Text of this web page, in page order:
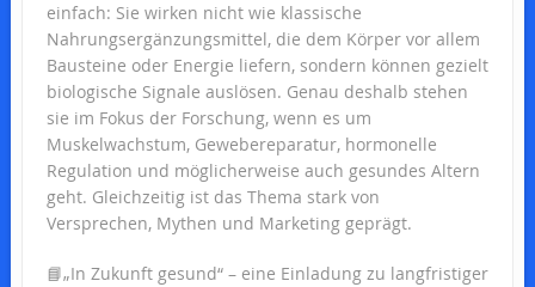
einfach: Sie wirken nicht wie klassische
Nahrungsergänzungsmittel, die dem Körper vor allem
Bausteine oder Energie liefern, sondern können gezielt
biologische Signale auslösen. Genau deshalb stehen
sie im Fokus der Forschung, wenn es um
Muskelwachstum, Gewebereparatur, hormonelle
Regulation und möglicherweise auch gesundes Altern
geht. Gleichzeitig ist das Thema stark von
Versprechen, Mythen und Marketing geprägt.
📘„In Zukunft gesund“ – eine Einladung zu langfristiger